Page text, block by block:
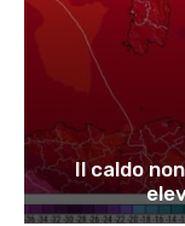
Il caldo